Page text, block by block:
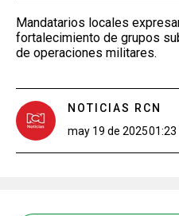
Mandatarios locales
fortalecimiento de grupos
de operaciones militares.
NOTICIAS RCN
may 19 de 202501:23